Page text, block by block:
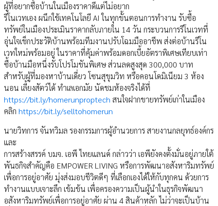
ผู้ที่อยากซื้อบ้านในเมืองราคาดีแต่ไม่อยาก
รีโนเวทเอง ผนึกใช้เทคโนโลยี AI ในทุกขั้นตอนการทำงาน รับซื้อ
ทรัพย์ในเมืองประเมินราคากลับภายใน 14 วัน กระบวนการรีโนเวทที่
อุ่นใจเช็กประวัติบ้านพร้อมทีมงานปรับโฉมมืออาชีพ ส่งต่อบ้านรีโน
เวทใหม่พร้อมอยู่ ในราคาที่คุ้มค่าพร้อมดอกเบี้ยอัตราพิเศษเทียบเท่า
ซื้อบ้านมือหนึ่งรับโปรโมชันพิเศษ ส่วนลดสูงสุด 300,000 บาท
สำหรับผู้ที่มองหาบ้านเดี่ยว โซนสุขุมวิท หรือคอนโดมิเนียม 3 ห้อง
นอน เลี้ยงสัตว์ได้ ทำเลเอกมัย นัดชมห้องจริงได้ที่
https://bit.ly/homerunproptech สนใจฝากขายทรัพย์เก่าในเมือง
คลิก https://bit.ly/selltohomerun
นายวิทการ จันทวิมล รองกรรมการผู้อำนวยการ สายงานกลยุทธ์องค์กร
และ
การสร้างสรรค์ บมจ. เอพี ไทยแลนด์ กล่าวว่า เอพียังคงตั้งมั่นอยู่ภายใต้
พันธกิจสำคัญคือ EMPOWER LIVING หรือการพัฒนาอสังหาริมทรัพย์
เพื่อการอยู่อาศัย มุ่งส่งมอบชีวิตดีๆ ที่เลือกเองได้ให้กับทุกคน ด้วยการ
ทำงานแบบเจาะลึก เข้มข้น เพื่อครองความเป็นผู้นำในธุรกิจพัฒนา
อสังหาริมทรัพย์เพื่อการอยู่อาศัย ผ่าน 4 สินค้าหลัก ไม่ว่าจะเป็นบ้าน